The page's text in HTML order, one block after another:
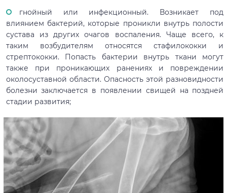
гнойный или инфекционный. Возникает под
влиянием бактерий, которые проникли внутрь полости
сустава из других очагов воспаления. Чаще всего, к
таким возбудителям относятся стафилококки и
стрептококки. Попасть бактерии внутрь ткани могут
также при проникающих ранениях и повреждении
околосуставной области. Опасность этой разновидности
болезни заключается в появлении свищей на поздней
стадии развития;